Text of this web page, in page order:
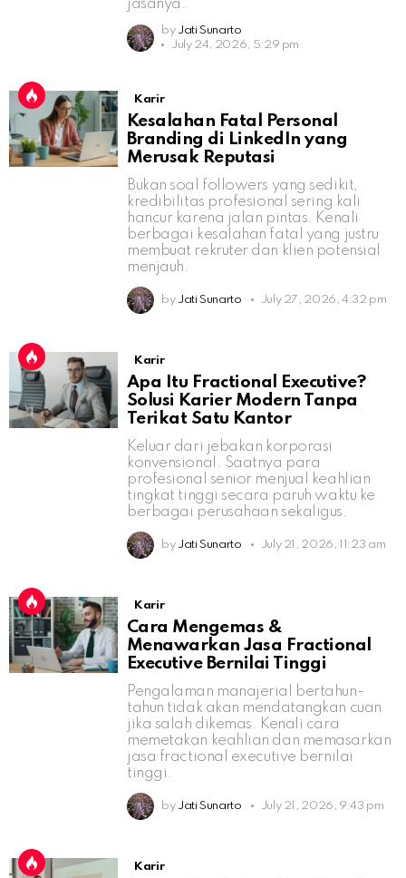
jasanya.
by Jati Sunarto
July 24, 2026, 5:29 pm
Karir
Kesalahan Fatal Personal
Branding di LinkedIn yang
Merusak Reputasi
Bukan soal followers yang sedikit,
kredibilitas profesional sering kali
hancur karena jalan pintas. Kenali
berbagai kesalahan fatal yang justru
membuat rekruter dan klien potensial
menjauh.
by Jati Sunarto July 27, 2026, 4:32 pm
Karir
Apa Itu Fractional Executive?
Solusi Karier Modern Tanpa
Terikat Satu Kantor
Keluar dari jebakan korporasi
konvensional. Saatnya para
profesional senior menjual keahlian
tingkat tinggi secara paruh waktu ke
berbagai perusahaan sekaligus.
by Jati Sunarto July 21, 2026, 11:23 am
Karir
Cara Mengemas &
Menawarkan Jasa Fractional
Executive Bernilai Tinggi
Pengalaman manajerial bertahun-
tahun tidak akan mendatangkan cuan
jika salah dikemas. Kenali cara
memetakan keahlian dan memasarkan
jasa fractional executive bernilai
tinggi.
by Jati Sunarto July 21, 2026, 9:43 pm
Karir